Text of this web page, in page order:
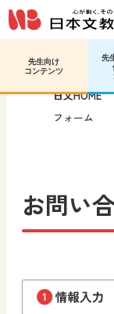
メインコンテンツ
先生向け
コンテンツ
先
日文HOME
フォーム
お問い